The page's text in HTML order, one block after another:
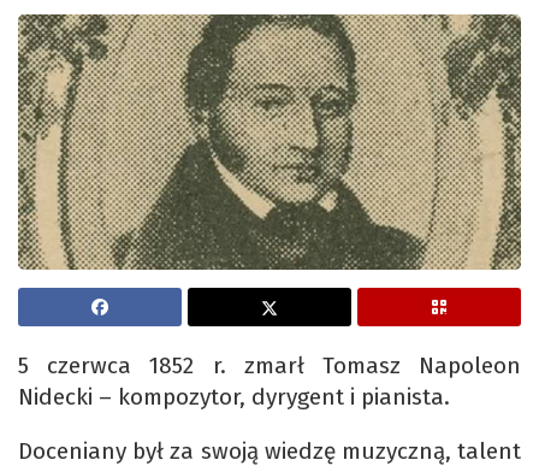
5 czerwca 1852 r. zmarł Tomasz Napoleon
Nidecki – kompozytor, dyrygent i pianista.
Doceniany był za swoją wiedzę muzyczną, talent